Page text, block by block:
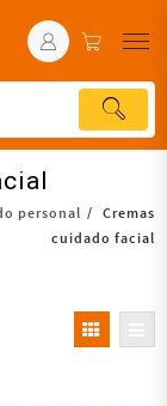
personal
Cremas
cuidado facial